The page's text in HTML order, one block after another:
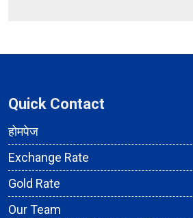
Quick Contact
होमपेज
Exchange Rate
Gold Rate
Our Team